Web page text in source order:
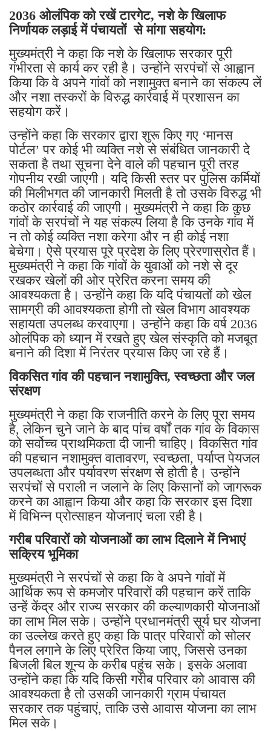
2036 ओलंपिक को रखें टारगेट, नशे के खिलाफ
निर्णायक लड़ाई में पंचायतों से मांगा सहयोग:
मुख्यमंत्री ने कहा कि नशे के खिलाफ सरकार पूरी
गंभीरता से कार्य कर रही है। उन्होंने सरपंचों से आह्वान
किया कि वे अपने गांवों को नशामुक्त बनाने का संकल्प लें
और नशा तस्करों के विरुद्ध कार्रवाई में प्रशासन का
सहयोग करें।
उन्होंने कहा कि सरकार द्वारा शुरू किए गए ‘मानस
पोर्टल’ पर कोई भी व्यक्ति नशे से संबंधित जानकारी दे
सकता है तथा सूचना देने वाले की पहचान पूरी तरह
गोपनीय रखी जाएगी। यदि किसी स्तर पर पुलिस कर्मियों
की मिलीभगत की जानकारी मिलती है तो उसके विरुद्ध भी
कठोर कार्रवाई की जाएगी। मुख्यमंत्री ने कहा कि कुछ
गांवों के सरपंचों ने यह संकल्प लिया है कि उनके गांव में
न तो कोई व्यक्ति नशा करेगा और न ही कोई नशा
बेचेगा। ऐसे प्रयास पूरे प्रदेश के लिए प्रेरणास्रोत हैं।
मुख्यमंत्री ने कहा कि गांवों के युवाओं को नशे से दूर
रखकर खेलों की ओर प्रेरित करना समय की
आवश्यकता है। उन्होंने कहा कि यदि पंचायतों को खेल
सामग्री की आवश्यकता होगी तो खेल विभाग आवश्यक
सहायता उपलब्ध करवाएगा। उन्होंने कहा कि वर्ष 2036
ओलंपिक को ध्यान में रखते हुए खेल संस्कृति को मजबूत
बनाने की दिशा में निरंतर प्रयास किए जा रहे हैं।
विकसित गांव की पहचान नशामुक्ति, स्वच्छता और जल
संरक्षण
मुख्यमंत्री ने कहा कि राजनीति करने के लिए पूरा समय
है, लेकिन चुने जाने के बाद पांच वर्षों तक गांव के विकास
को सर्वोच्च प्राथमिकता दी जानी चाहिए। विकसित गांव
की पहचान नशामुक्त वातावरण, स्वच्छता, पर्याप्त पेयजल
उपलब्धता और पर्यावरण संरक्षण से होती है। उन्होंने
सरपंचों से पराली न जलाने के लिए किसानों को जागरूक
करने का आह्वान किया और कहा कि सरकार इस दिशा
में विभिन्न प्रोत्साहन योजनाएं चला रही है।
गरीब परिवारों को योजनाओं का लाभ दिलाने में निभाएं
सक्रिय भूमिका
मुख्यमंत्री ने सरपंचों से कहा कि वे अपने गांवों में
आर्थिक रूप से कमजोर परिवारों की पहचान करें ताकि
उन्हें केंद्र और राज्य सरकार की कल्याणकारी योजनाओं
का लाभ मिल सके। उन्होंने प्रधानमंत्री सूर्य घर योजना
का उल्लेख करते हुए कहा कि पात्र परिवारों को सोलर
पैनल लगाने के लिए प्रेरित किया जाए, जिससे उनका
बिजली बिल शून्य के करीब पहुंच सके। इसके अलावा
उन्होंने कहा कि यदि किसी गरीब परिवार को आवास की
आवश्यकता है तो उसकी जानकारी ग्राम पंचायत
सरकार तक पहुंचाएं, ताकि उसे आवास योजना का लाभ
मिल सके।